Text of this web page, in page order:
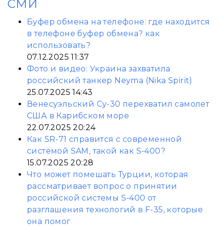
СМИ
Буфер обмена на телефоне: где находится
в телефоне буфер обмена? как
использовать?
07.12.2025 11:37
Фото и видео: Украина захватила
российский танкер Neyma (Nika Spirit)
25.07.2025 14:43
Венесуэльский Су-30 перехватил самолет
США в Карибском море
22.07.2025 20:24
Как SR-71 справится с современной
системой SAM, такой как S-400?
15.07.2025 20:28
Что может помешать Турции, которая
рассматривает вопрос о принятии
российской системы S-400 от
разглашения технологий в F-35, которые
она помог